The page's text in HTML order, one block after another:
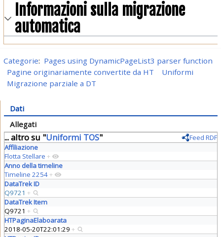
Informazioni sulla migrazione
automatica
Categorie: Pages using DynamicPageList3 parser function
Pagine originariamente convertite da HT
Uniformi
Migrazione parziale a DT
Dati
Allegati
... altro su "Uniformi TOS"
Feed RDF
Affiliazione
Flotta Stellare +
Anno della timeline
Timeline 2254+
DataTrek ID
Q9721 +
DataTrek Item
Q9721 +
HTPaginaElaboarata
2018-05-20T22:01:29 +